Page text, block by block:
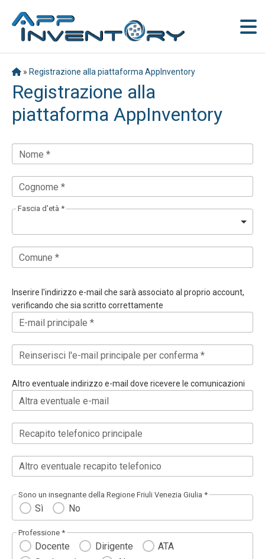
» Registrazione alla piattaforma AppInventory
Registrazione alla
piattaforma AppInventory
Nome *
Cognome *
Fascia d'età *
Comune *
Inserire l'indirizzo e-mail che sarà associato al proprio account,
verificando che sia scritto correttamente
E-mail principale *
Reinserisci l'e-mail principale per conferma *
Altro eventuale indirizzo e-mail dove ricevere le comunicazioni
Altra eventuale e-mail
Recapito telefonico principale
Altro eventuale recapito telefonico
Sono un insegnante della Regione Friuli Venezia Giulia *
Sì No
Professione *
Docente Dirigente
ATA